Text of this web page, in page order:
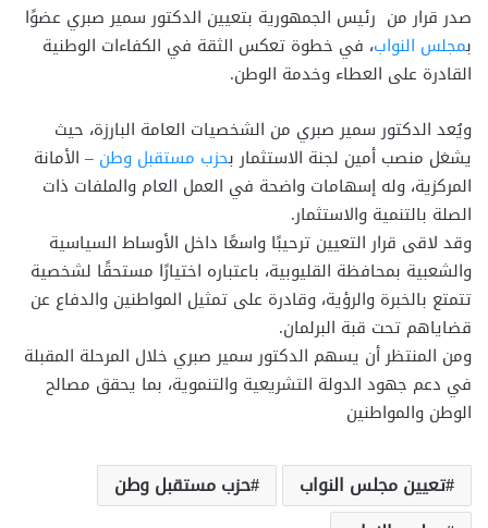
صدر قرار من رئيس الجمهورية بتعيين الدكتور سمير صبري عضوًا
بمجلس النواب، في خطوة تعكس الثقة في الكفاءات الوطنية
القادرة على العطاء وخدمة الوطن.
ويُعد الدكتور سمير صبري من الشخصيات العامة البارزة، حيث
يشغل منصب أمين لجنة الاستثمار بحزب مستقبل وطن – الأمانة
المركزية، وله إسهامات واضحة في العمل العام والملفات ذات
الصلة بالتنمية والاستثمار.
وقد لاقى قرار التعيين ترحيبًا واسعًا داخل الأوساط السياسية
والشعبية بمحافظة القليوبية، باعتباره اختيارًا مستحقًا لشخصية
تتمتع بالخبرة والرؤية، وقادرة على تمثيل المواطنين والدفاع عن
قضاياهم تحت قبة البرلمان.
ومن المنتظر أن يسهم الدكتور سمير صبري خلال المرحلة المقبلة
في دعم جهود الدولة التشريعية والتنموية، بما يحقق مصالح
الوطن والمواطنين
تعيين مجلس النواب
حزب مستقبل وطن